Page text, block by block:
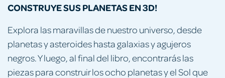
CONSTRUYE SUS PLANETAS EN 3D!
Explora las maravillas de nuestro universo, desde
planetas y asteroides hasta galaxias y agujeros
negros. Y luego, al final del libro, encontrarás las
piezas para construir los ocho planetas y el Sol que